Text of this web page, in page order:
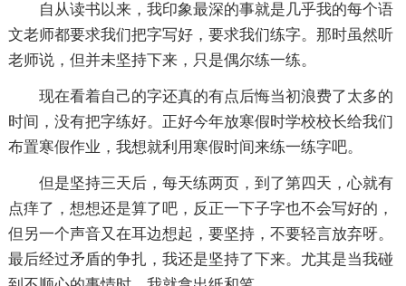
自从读书以来，我印象最深的事就是几乎我的每个语
文老师都要求我们把字写好，要求我们练字。那时虽然听
老师说，但并未坚持下来，只是偶尔练一练。
现在看着自己的字还真的有点后悔当初浪费了太多的
时间，没有把字练好。正好今年放寒假时学校校长给我们
布置寒假作业，我想就利用寒假时间来练一练字吧。
但是坚持三天后，每天练两页，到了第四天，心就有
点痒了，想想还是算了吧，反正一下子字也不会写好的，
但另一个声音又在耳边想起，要坚持，不要轻言放弃呀。
最后经过矛盾的争扎，我还是坚持了下来。尤其是当我碰